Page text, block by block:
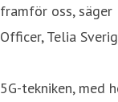
framför oss, säger
Officer, Telia
5G-tekniken, med